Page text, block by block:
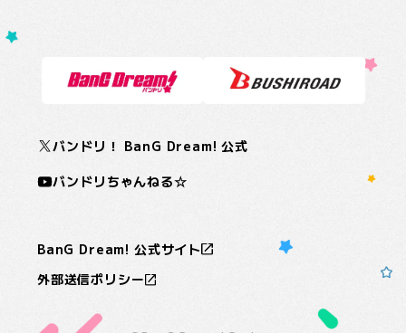
バンドリ！ BanG Dream! 公式
バンドリちゃんねる☆
BanG Dream! 公式サイト
外部送信ポリシー